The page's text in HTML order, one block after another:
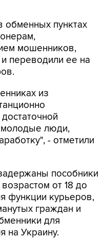
пунктах
мошенников,
переводили ее на
из
молодые люди,
- отметили
пособники
от 18 до
функции курьеров,
граждан и
для
на Украину.